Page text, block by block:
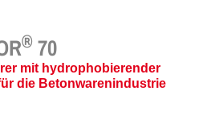
® 70
mit hydrophobierender
die Betonwarenindustrie